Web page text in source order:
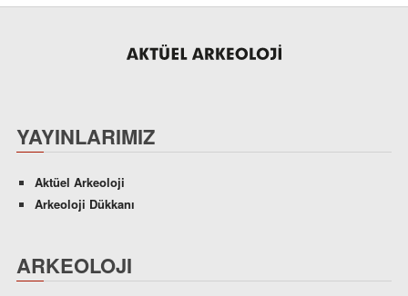
YAYINLARIMIZ
Aktüel Arkeoloji
Arkeoloji Dükkanı
ARKEOLOJI